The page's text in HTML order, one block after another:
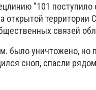
"101
открытой территории
связей
было уничтожено, но
сноп, спасли